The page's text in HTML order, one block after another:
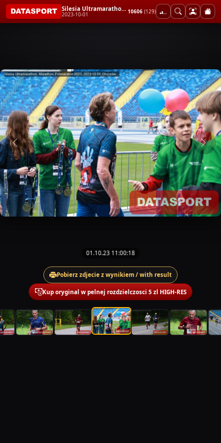
Silesia Ultramarathon, Marathon, Półmaraton 2023
2023-10-01 10606 (129)
01.10.23 11:00:18
Pobierz zdjecie z wynikiem / with result
Kup oryginal w pelnej rozdzielczosci 5 zl HIGH-RES